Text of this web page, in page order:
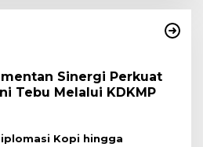
Sinergi Perkuat
Tebu Melalui KDKMP
Kopi hingga